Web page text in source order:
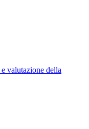
valutazione della